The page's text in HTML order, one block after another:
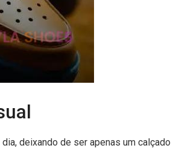
deixando de ser apenas um calçado